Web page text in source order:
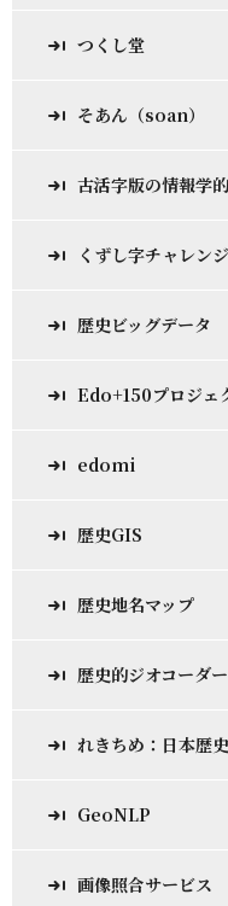
つくし堂
そあん（soan）
古活字版の情報学
くずし字チャレンジ
歴史ビッグデータ
Edo+150プロジェ
edomi
歴史GIS
歴史地名マップ
歴史的ジオコーダー
れきちめ：日本歴
GeoNLP
画像照合サービス